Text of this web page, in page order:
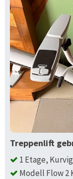
Treppenlift
1 Etage,
Modell Flow 2